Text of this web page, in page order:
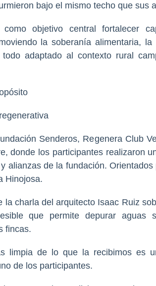
bajo el mismo techo que sus
objetivo central fortalecer
la soberanía alimentaria, la
adaptado al contexto rural
Senderos, Regenera Club
donde los participantes realizaron
alianzas de la fundación. Orientados
Hinojosa.
charla del arquitecto Isaac Ruiz
que permite depurar aguas
fincas.
limpia de lo que la recibimos es
de los participantes.